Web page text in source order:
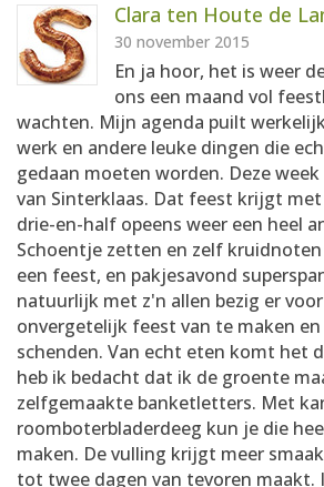
RECEPTEN
Clara ten Houte de
30 november 2015
En ja hoor, het is weer
ons een maand vol
wachten. Mijn agenda puilt
werk en andere leuke dingen die
gedaan moeten worden. Deze
van Sinterklaas. Dat feest krijgt
drie-en-half opeens weer een heel
Schoentje zetten en zelf
een feest, en pakjesavond
natuurlijk met z'n allen bezig er
onvergetelijk feest van te maken
schenden. Van echt eten komt het
heb ik bedacht dat ik de groente
zelfgemaakte banketletters. Met
roomboterbladerdeeg kun je die
maken. De vulling krijgt meer
tot twee dagen van tevoren maakt.